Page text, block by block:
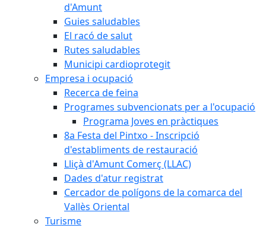
d'Amunt
Guies saludables
El racó de salut
Rutes saludables
Municipi cardioprotegit
Empresa i ocupació
Recerca de feina
Programes subvencionats per a l'ocupació
Programa Joves en pràctiques
8a Festa del Pintxo - Inscripció
d'establiments de restauració
Lliçà d'Amunt Comerç (LLAC)
Dades d'atur registrat
Cercador de polígons de la comarca del
Vallès Oriental
Turisme